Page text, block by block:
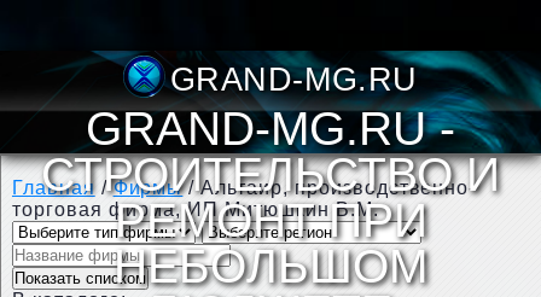
GRAND-
GRAND-MG.RU -
СТРОИТЕЛЬСТВО И
РЕМОНТ ПРИ
НЕБОЛЬШОМ
Главная/Фирмы /Альтаир, производственно-
торговая фирма, ИП Митюшкин В.М.